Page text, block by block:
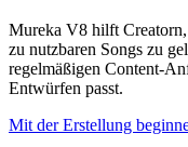
Mureka V8 hilft
zu nutzbaren Songs zu
regelmäßigen Content-
Entwürfen passt.
Mit der Erstellung